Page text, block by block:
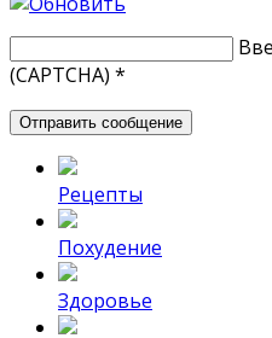
(CAPTCHA) *
Рецепты
Похудение
Здоровье